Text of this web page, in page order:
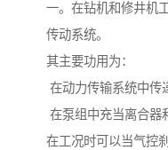
一。在钻机和修井机
传动系统。
其主要功用为：
在动力传输系统中传
在泵组中充当离合器
在工况时可以当气控